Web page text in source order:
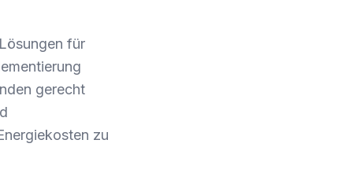
für
gerecht
zu